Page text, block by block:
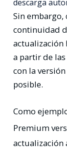
descarga
Sin
continuidad
actualización
a partir de
con la
posible.
Como
Premium
actualización